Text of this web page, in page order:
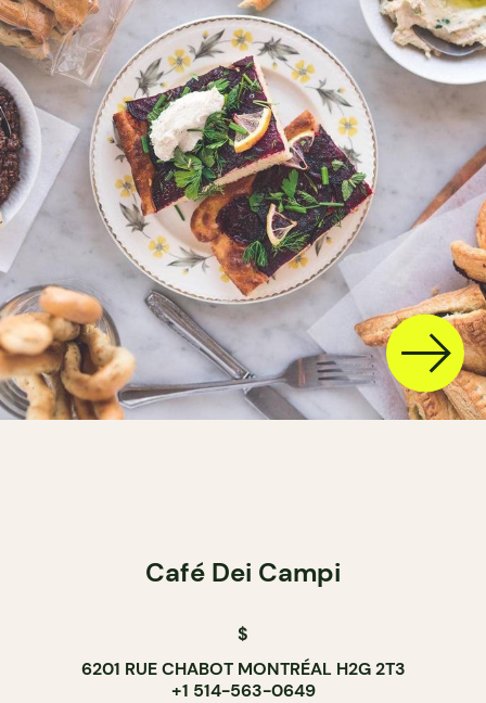
Café Dei Campi
$
6201 RUE CHABOT MONTRÉAL H2G 2T3
+1 514-563-0649